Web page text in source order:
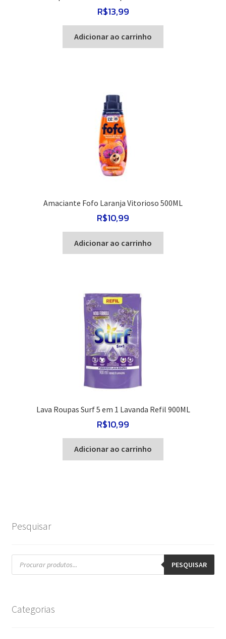
R$13,99
Adicionar ao carrinho
Amaciante Fofo Laranja Vitorioso 500ML
R$10,99
Adicionar ao carrinho
Lava Roupas Surf 5 em 1 Lavanda Refil 900ML
R$10,99
Adicionar ao carrinho
Pesquisar
Pesquisar
produtos PESQUISAR
Categorias